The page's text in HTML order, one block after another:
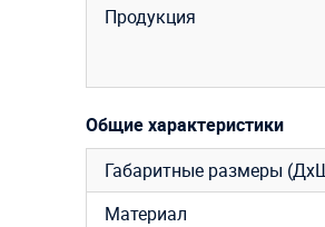
Продукция
Общие характеристики
Габаритные размеры
Материал